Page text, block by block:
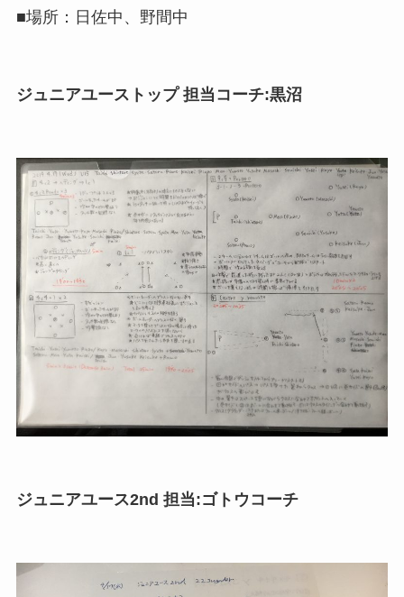
■場所：日佐中、野間中
ジュニアユーストップ 担当コーチ:黒沼
ジュニアユース2nd 担当:ゴトウコーチ